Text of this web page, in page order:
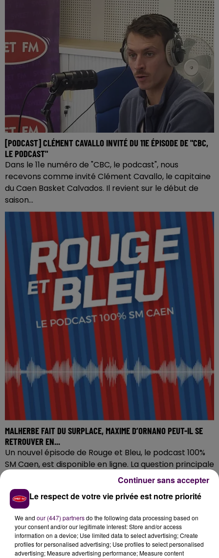
[PODCAST] CLÉMENT CAVALLO INVITÉ DU 11E ÉPISODE DE "CBC,
LE PODCAST"
Dans le 11e numéro de "CBC, le podcast", nous
recevons comme invité Clément Cavallo, le capitaine
du Caen Basket Calvados. Il revient sur le début de
saison...
MALHERBE FAIT DU SURPLACE, MAXIME D’ORNANO PEUT-IL SE
RETROUVER EN...
Un nouvel épisode de Rouge et Bleu, le podcast 100%
SM Caen, est disponible en ligne. La question principale
dans ce 54e numéro est la suivante :...
Le respect de votre vie privée est notre priorité
We and our (447) partnersdo the following data processing based on
your consent and/or our legitimate interest: Store and/or access
information on a device; Use limited data to select advertising; Create
profiles for personalised advertising; Use profiles to select personalised
advertising; Measure advertising performance; Measure content
Continuer sans accepter